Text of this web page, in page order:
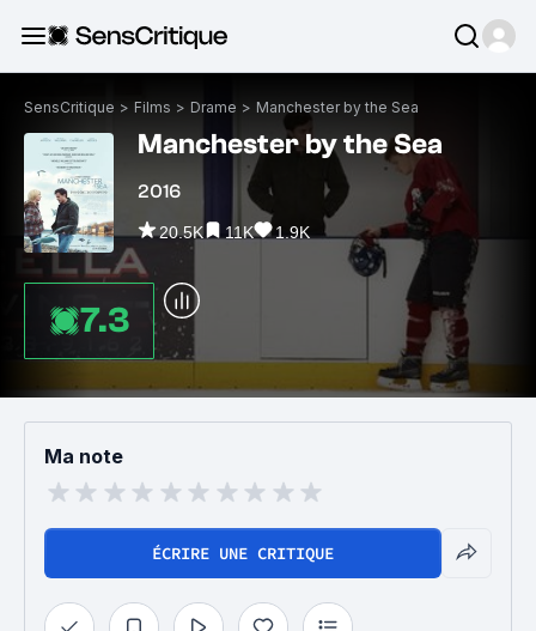
SensCritique > Films > Drame > Manchester by the Sea
Manchester by the Sea
2016
20.5K 11K 1.9K
7.3
Ma note
ÉCRIRE UNE CRITIQUE